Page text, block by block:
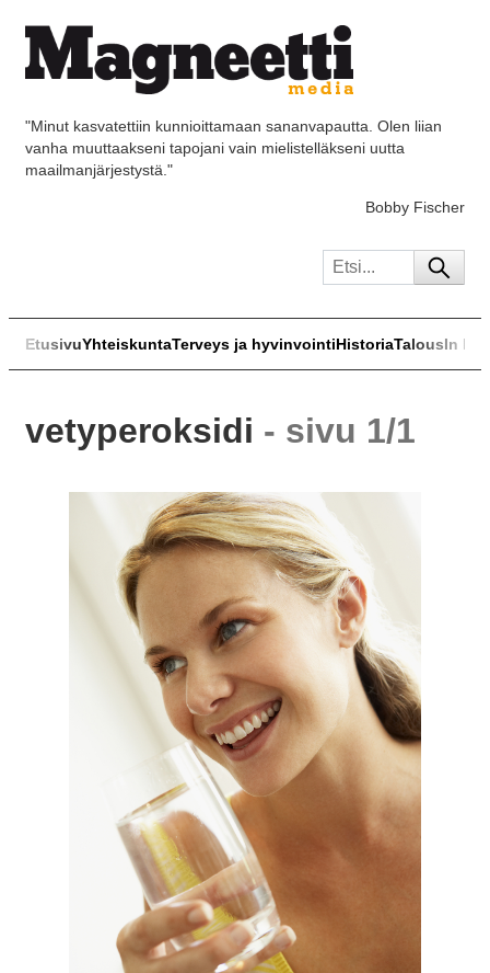
"Minut kasvatettiin kunnioittamaan sananvapautta. Olen liian
vanha muuttaakseni tapojani vain mielistelläkseni uutta
maailmanjärjestystä."
Bobby Fischer
EtusivuYhteiskuntaTerveys ja hyvinvointiHistoriaTalousIn
vetyperoksidi - sivu 1/1